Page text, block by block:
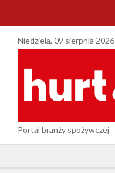
Niedziela, 09 sierpnia 2026
Portal branży spożywczej